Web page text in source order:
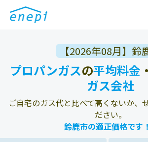
【2026年08月】鈴
プロパンガスの平均料金 ・
ガス会社
ご自宅のガス代と比べて高くないか、
ださい。
鈴鹿市の適正価格です！